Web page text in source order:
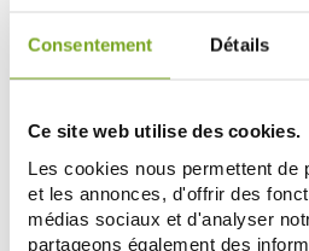
Consentement Détails
Ce site web utilise des cookies.
Les cookies nous permettent de
et les annonces, d'offrir des
médias sociaux et d'analyser
partageons également des